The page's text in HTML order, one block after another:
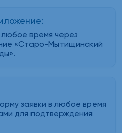
любое время через
«Старо-Мытищинский
заявки в любое время
для подтверждения